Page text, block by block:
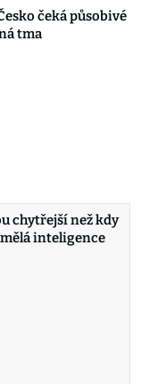
čeká působivé
tma
chytřejší než kdy
inteligence